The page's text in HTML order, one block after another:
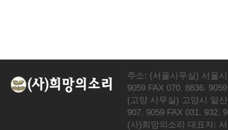
주소: (서울사무실) 서울
9059 FAX 070. 8836. 9059
(고양 사무실) 고양시 일
907. 9059 FAX 031. 932.
(사)희망의소리 대표자: